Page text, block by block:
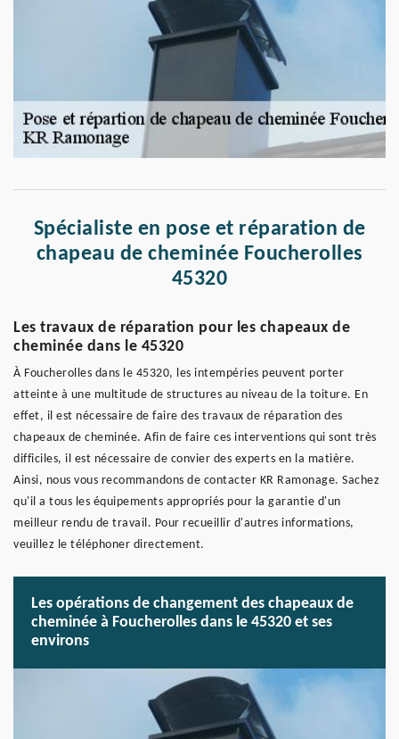
Spécialiste en pose et réparation de
chapeau de cheminée Foucherolles
45320
Les travaux de réparation pour les chapeaux de
cheminée dans le 45320
À Foucherolles dans le 45320, les intempéries peuvent porter
atteinte à une multitude de structures au niveau de la toiture. En
effet, il est nécessaire de faire des travaux de réparation des
chapeaux de cheminée. Afin de faire ces interventions qui sont très
difficiles, il est nécessaire de convier des experts en la matière.
Ainsi, nous vous recommandons de contacter KR Ramonage. Sachez
qu'il a tous les équipements appropriés pour la garantie d'un
meilleur rendu de travail. Pour recueillir d'autres informations,
veuillez le téléphoner directement.
Les opérations de changement des chapeaux de
cheminée à Foucherolles dans le 45320 et ses
environs